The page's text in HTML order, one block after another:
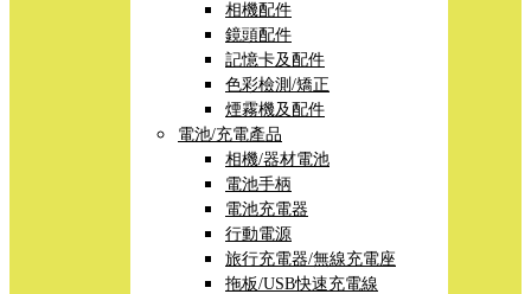
相機配件
鏡頭配件
記憶卡及配件
色彩檢測/矯正
煙霧機及配件
電池/充電產品
相機/器材電池
電池手柄
電池充電器
行動電源
旅行充電器/無線充電座
拖板/USB快速充電線